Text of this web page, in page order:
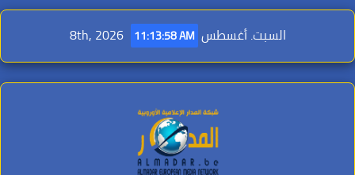
Skip
content
السبت. أغسطس 8th, 2026 11:13:59 AM